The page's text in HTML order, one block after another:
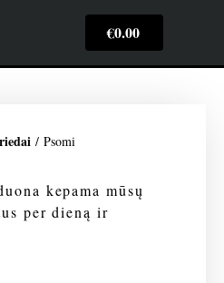
€0.00
/ Psomi
kepama mūsų
per dieną ir